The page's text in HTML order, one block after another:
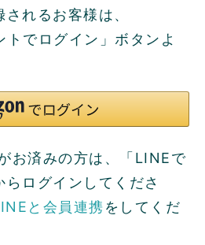
れるお客様は、
トでログイン」ボタンよ
お済みの方は、「LINEで
らログインしてくださ
と会員連携をしてくだ